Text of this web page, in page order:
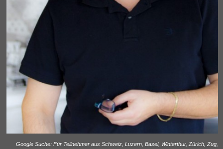
Google Suche: Für Teilnehmer aus Schweiz, Luzern, Basel, Winterthur, Zürich, Zug,